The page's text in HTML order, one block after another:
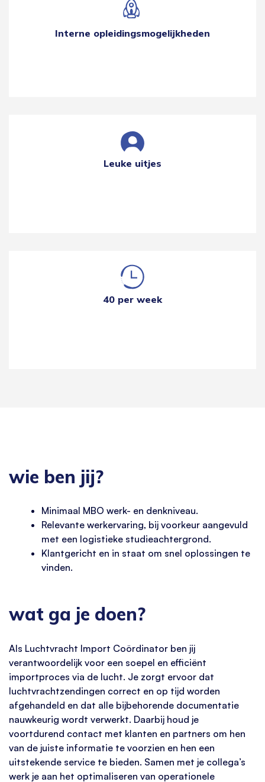
Interne opleidingsmogelijkheden
Leuke uitjes
40 per week
wie ben jij?
Minimaal MBO werk- en denkniveau.
Relevante werkervaring, bij voorkeur aangevuld
met een logistieke studieachtergrond.
Klantgericht en in staat om snel oplossingen te
vinden.
wat ga je doen?
Als Luchtvracht Import Coördinator ben jij
verantwoordelijk voor een soepel en efficiënt
importproces via de lucht. Je zorgt ervoor dat
luchtvrachtzendingen correct en op tijd worden
afgehandeld en dat alle bijbehorende documentatie
nauwkeurig wordt verwerkt. Daarbij houd je
voortdurend contact met klanten en partners om hen
van de juiste informatie te voorzien en hen een
uitstekende service te bieden. Samen met je collega’s
werk je aan het optimaliseren van operationele